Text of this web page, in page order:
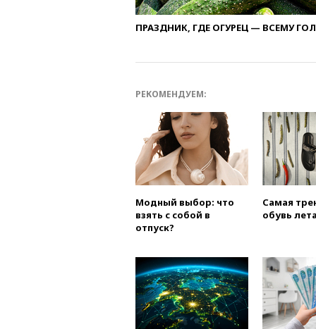
ПРАЗДНИК, ГДЕ ОГУРЕЦ — ВСЕМУ
РЕКОМЕНДУЕМ:
Модный выбор: что
взять с собой в
отпуск?
Самая
обувь